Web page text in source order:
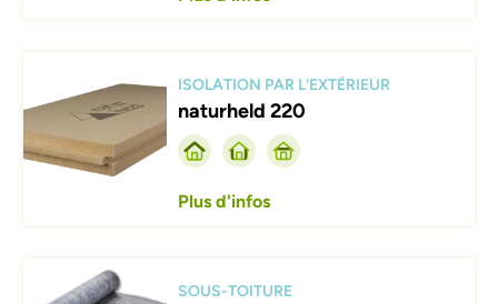
ISOLATION PAR L'EXTÉRIEUR
naturheld 220
Plus d'infos
Afbeelding
SOUS-TOITURE